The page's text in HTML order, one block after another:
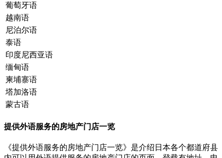
葡萄牙语
越南语
尼泊尔语
泰语
印度尼西亚语
缅甸语
柬埔寨语
塔加洛语
蒙古语
提供外语服务的房地产门店一览
《提供外语服务的房地产门店一览》是介绍日本各个都道府县